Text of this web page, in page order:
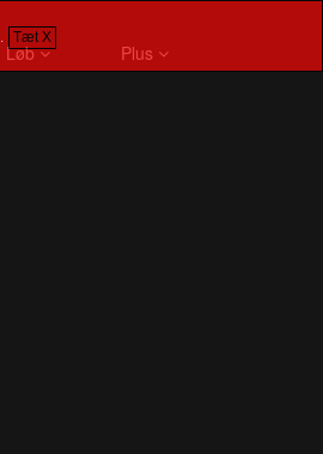
Tæt X
Løb Plus